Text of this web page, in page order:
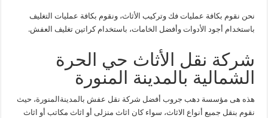
نحن نقوم بكافة عمليات فك وتركيب الأثاث، ونقوم بكافة عمليات التغليف
باستخدام أجود الأدوات وأفضل الخامات، باستخدام كراتين تغليف العفش.
شركة نقل الأثاث حي الحرة
الشمالية بالمدينة المنورة
هذه هى مؤسسة دهب جروب أفضل شركة نقل عفش بالمدينةالمنورة، حيث
نقوم بنقل جميع أنواع الاثاث، سواء كان اثاث منزلى أو اثاث مكاتب أو اثاث